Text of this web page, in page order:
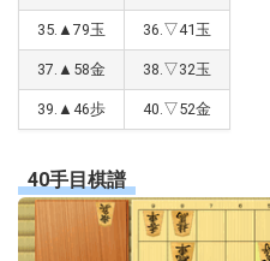
35.▲79玉 36.▽41玉
37.▲58金 38.▽32玉
39.▲46歩 40.▽52金
40手目棋譜